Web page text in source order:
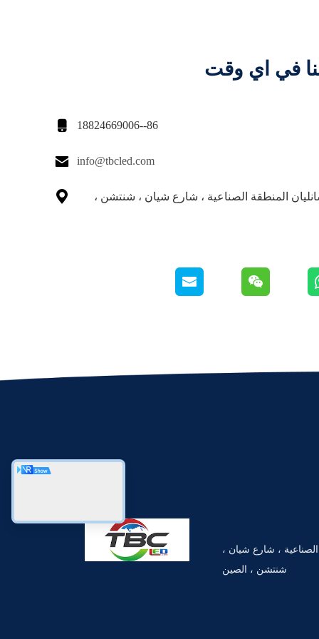
في اي وقت
 86--18824669006
 info@tbcled.com
 المنطقة الصناعية ، شارع شيان ، شنتشن ،
، شارع شيان ،
شنتشن ، الصين